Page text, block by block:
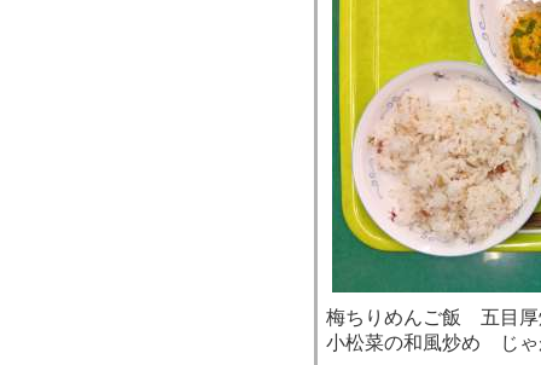
梅ちりめんご飯 五目厚
小松菜の和風炒め じゃ